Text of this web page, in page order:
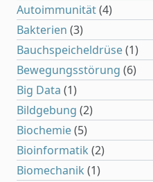
Autoimmunität(4)
Bakterien (3)
Bauchspeicheldrüse(1)
Bewegungsstörung (6)
Big Data (1)
Bildgebung (2)
Biochemie(5)
Bioinformatik (2)
Biomechanik (1)